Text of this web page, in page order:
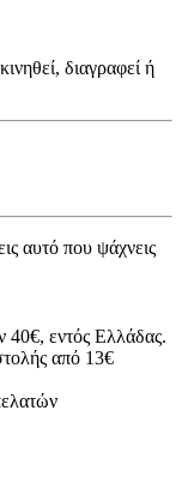
διαγραφεί ή
αυτό που ψάχνεις
40€, εντός Ελλάδας.
από 13€